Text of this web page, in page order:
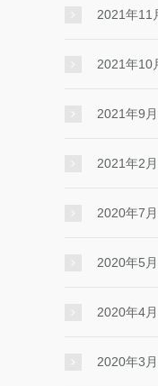
2021年11
2021年10
2021年9月
2021年2月
2020年7月
2020年5月
2020年4月
2020年3月